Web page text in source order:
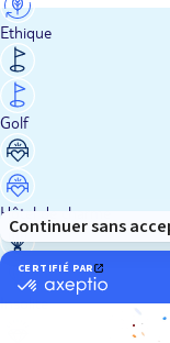
Ethique
Golf
Hôtel de charme
Insolite